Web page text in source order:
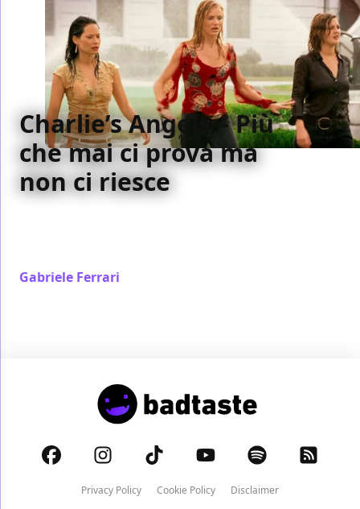
Charlie’s Angels – Più
che mai ci prova ma
non ci riesce
Gabriele Ferrari
Privacy Policy Cookie Policy
Disclaimer